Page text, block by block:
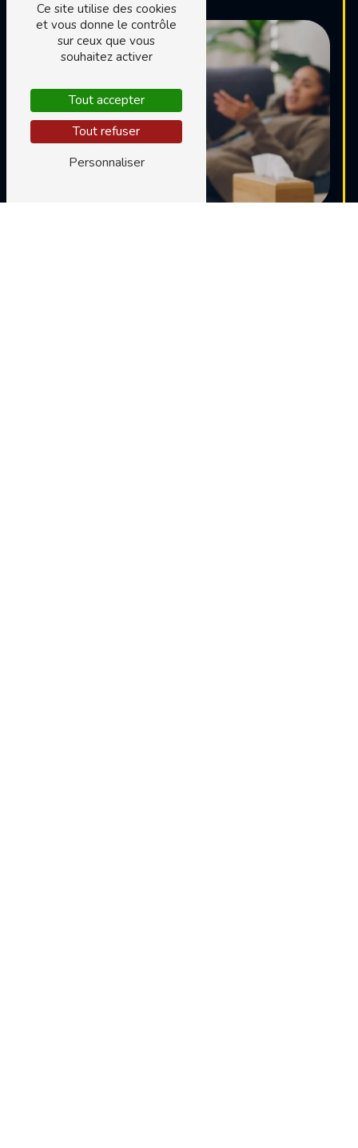
Ce site utilise des cookies
et vous donne le contrôle
sur ceux que vous
souhaitez activer
Tout accepter
Tout refuser
Personnaliser